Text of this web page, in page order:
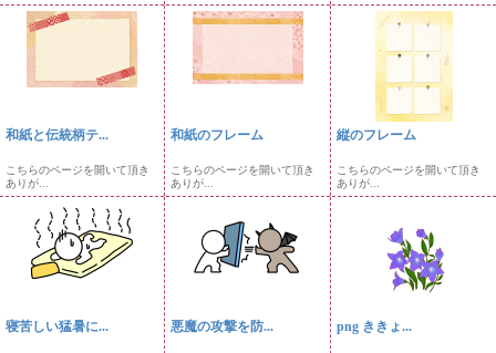
和紙と伝統柄テ...
こちらのページを開いて頂き
ありが...
和紙のフレーム
こちらのページを開いて頂き
ありが...
縦のフレーム
こちらのページを開いて頂き
ありが...
寝苦しい猛暑に... 悪魔の攻撃を防... png ききょ...